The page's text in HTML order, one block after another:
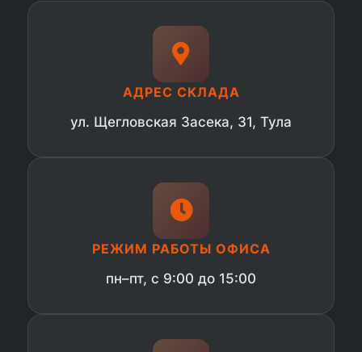
АДРЕС СКЛАДА
ул. Щегловская Засека, 31, Тула
РЕЖИМ РАБОТЫ ОФИСА
пн–пт, с 9:00 до 15:00